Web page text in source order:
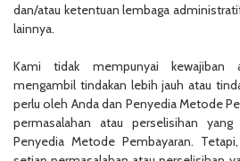
dan/atau ketentuan lembaga
lainnya.
Kami tidak mempunyai kewajiban
mengambil tindakan lebih jauh atau
perlu oleh Anda dan Penyedia Metode
permasalahan atau perselisihan
Penyedia Metode Pembayaran.